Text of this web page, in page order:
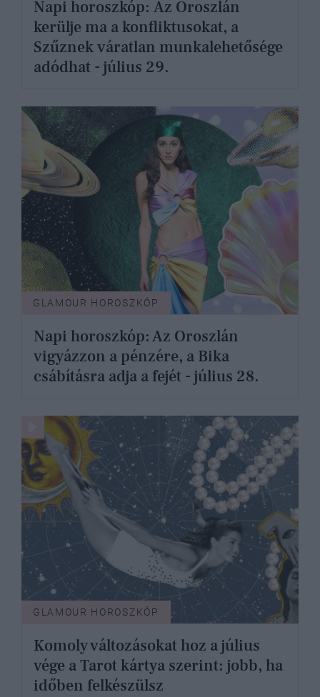
Napi horoszkóp: Az Oroszlán
kerülje ma a konfliktusokat, a
Szűznek váratlan munkalehetősége
adódhat - július 29.
GLAMOUR HOROSZKÓP
Napi horoszkóp: Az Oroszlán
vigyázzon a pénzére, a Bika
csábításra adja a fejét - július 28.
GLAMOUR HOROSZKÓP
Komoly változásokat hoz a július
vége a Tarot kártya szerint: jobb, ha
időben felkészülsz